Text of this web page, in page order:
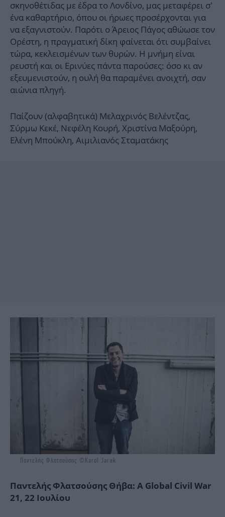
σκηνοθέτιδας με έδρα το Λονδίνο, μας μεταφέρει σ’
ένα καθαρτήριο, όπου οι ήρωες προσέρχονται για
να εξαγνιστούν. Παρότι ο Άρειος Πάγος αθώωσε τον
Ορέστη, η πραγματική δίκη φαίνεται ότι συμβαίνει
τώρα, κεκλεισμένων των θυρών. Η μνήμη είναι
ρευστή και οι Ερινύες πάντα παρούσες: όσο κι αν
εξευμενιστούν, η ουλή θα παραμένει ανοιχτή, σαν
αιώνια πληγή.
Παίζουν (αλφαβητικά) Μελαχρινός Βελέντζας,
Σύρμω Κεκέ, Νεφέλη Κουρή, Χριστίνα Μαξούρη,
Ελένη Μπούκλη, Αιμιλιανός Σταματάκης
Παντελής Φλατσούσης ©Karol Jarek
Παντελής Φλατσούσης Θήβα: A Global Civil War
21, 22 Ιουλίου